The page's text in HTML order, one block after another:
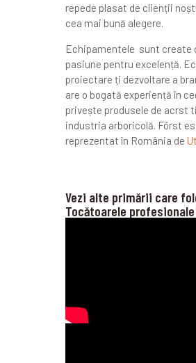
repede plasat de clienții
cea mai bună alegere.
Echipamentele sunt create
pasiune pentru excelență.
proiectare ți dezvoltare a
are o bogată experiență în
privește produsele de acrst
industria arboricolă. Först
reprezentat în România de
Vezi alte primării care
Tocătoarele